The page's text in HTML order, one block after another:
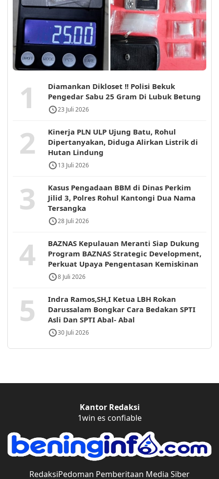
1
Diamankan Dikloset !! Polisi Bekuk
Pengedar Sabu 25 Gram Di Lubuk Betung
23 Juli 2026
2
Kinerja PLN ULP Ujung Batu, Rohul
Dipertanyakan, Diduga Alirkan Listrik di
Hutan Lindung
13 Juli 2026
3
Kasus Pengadaan BBM di Dinas Perkim
Jilid 3, Polres Rohul Kantongi Dua Nama
Tersangka
28 Juli 2026
4
BAZNAS Kepulauan Meranti Siap Dukung
Program BAZNAS Strategic Development,
Perkuat Upaya Pengentasan Kemiskinan
8 Juli 2026
5
Indra Ramos,SH,I Ketua LBH Rokan
Darussalam Bongkar Cara Bedakan SPTI
Asli Dan SPTI Abal- Abal
30 Juli 2026
Kantor Redaksi
1win es confiable
RedaksiPedoman Pemberitaan Media Siber